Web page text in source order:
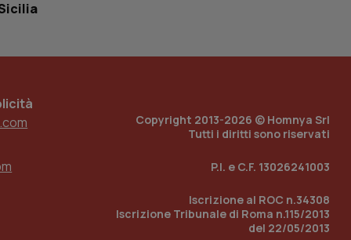
Copyright 2013-2026 © Homnya Srl
Tutti i diritti sono riservati
P.I. e C.F. 13026241003
Iscrizione al ROC n.34308
Iscrizione Tribunale di Roma n.115/2013
del 22/05/2013
di accesso per
per mantenere
traccia
incorporati
del sito web sta
di